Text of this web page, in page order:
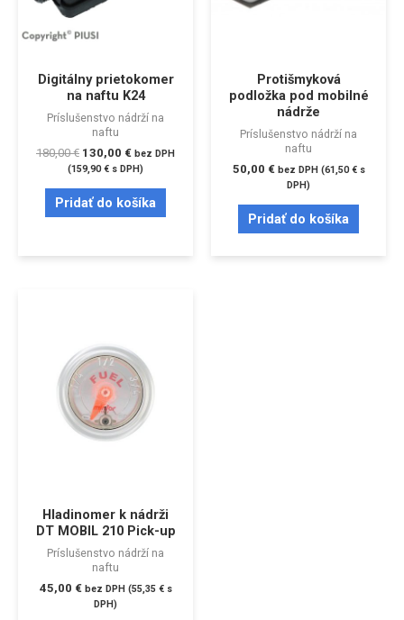
Digitálny prietokomer
na naftu K24
Príslušenstvo nádrží na
naftu
180,00€ 130,00 € bez DPH
(159,90€ s DPH)
Pridať do košíka
Protišmyková
podložka pod mobilné
nádrže
Príslušenstvo nádrží na
naftu
50,00 € bez DPH (61,50€s
DPH)
Pridať do košíka
Hladinomer k nádrži
DT MOBIL 210 Pick-up
Príslušenstvo nádrží na
naftu
45,00 € bez DPH (55,35 €s
DPH)